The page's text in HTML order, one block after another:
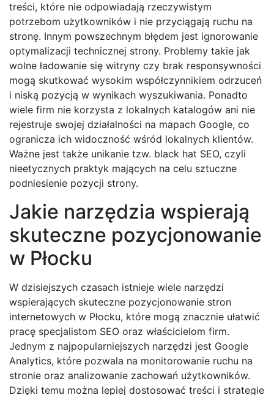
treści, które nie odpowiadają rzeczywistym
potrzebom użytkowników i nie przyciągają ruchu na
stronę. Innym powszechnym błędem jest ignorowanie
optymalizacji technicznej strony. Problemy takie jak
wolne ładowanie się witryny czy brak responsywności
mogą skutkować wysokim współczynnikiem odrzuceń
i niską pozycją w wynikach wyszukiwania. Ponadto
wiele firm nie korzysta z lokalnych katalogów ani nie
rejestruje swojej działalności na mapach Google, co
ogranicza ich widoczność wśród lokalnych klientów.
Ważne jest także unikanie tzw. black hat SEO, czyli
nieetycznych praktyk mających na celu sztuczne
podniesienie pozycji strony.
Jakie narzędzia wspierają
skuteczne pozycjonowanie
w Płocku
W dzisiejszych czasach istnieje wiele narzędzi
wspierających skuteczne pozycjonowanie stron
internetowych w Płocku, które mogą znacznie ułatwić
pracę specjalistom SEO oraz właścicielom firm.
Jednym z najpopularniejszych narzędzi jest Google
Analytics, które pozwala na monitorowanie ruchu na
stronie oraz analizowanie zachowań użytkowników.
Dzięki temu można lepiej dostosować treści i strategie